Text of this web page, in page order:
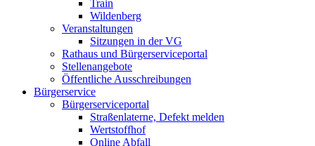
Train
Wildenberg
Veranstaltungen
Sitzungen in der VG
Rathaus und Bürgerserviceportal
Stellenangebote
Öffentliche Ausschreibungen
Bürgerservice
Bürgerserviceportal
Straßenlaterne, Defekt melden
Wertstoffhof
Online Abfall